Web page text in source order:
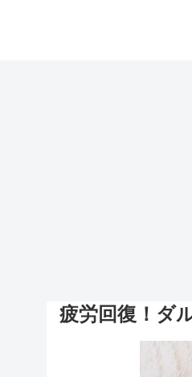
疲労回復！ダ